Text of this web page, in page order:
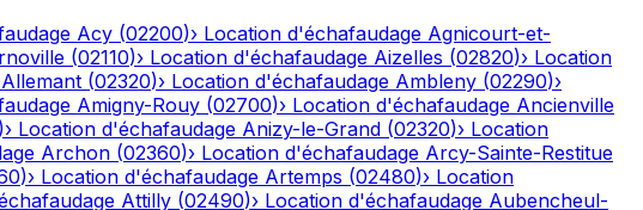
Acy (02200)› Location d'échafaudage Agnicourt-et-
(02110)› Location d'échafaudage Aizelles (02820)› Location
Allemant (02320)› Location d'échafaudage Ambleny (02290)›
Amigny-Rouy (02700)› Location d'échafaudage Ancienville
)› Location d'échafaudage Anizy-le-Grand (02320)› Location
Archon (02360)› Location d'échafaudage Arcy-Sainte-Restitue
)› Location d'échafaudage Artemps (02480)› Location
Attilly (02490)› Location d'échafaudage Aubencheul-